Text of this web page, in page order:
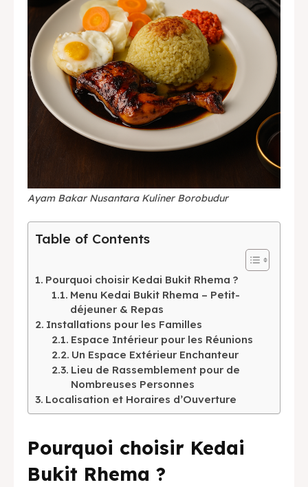
Kopi Magelang
Kopi Magelang
Kopi cinta
Ayam Goreng Sayur Asem
Ayam Bakar Nusantara Kuliner Borobudur
Table of Contents
Pourquoi choisir Kedai Bukit Rhema ?
Menu Kedai Bukit Rhema – Petit-
déjeuner & Repas
Installations pour les Familles
Espace Intérieur pour les Réunions
Un Espace Extérieur Enchanteur
Lieu de Rassemblement pour de
Nombreuses Personnes
Localisation et Horaires d’Ouverture
Pourquoi choisir Kedai
Bukit Rhema ?